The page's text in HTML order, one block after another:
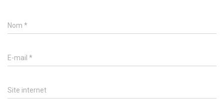
Nom *
E-mail *
Site internet